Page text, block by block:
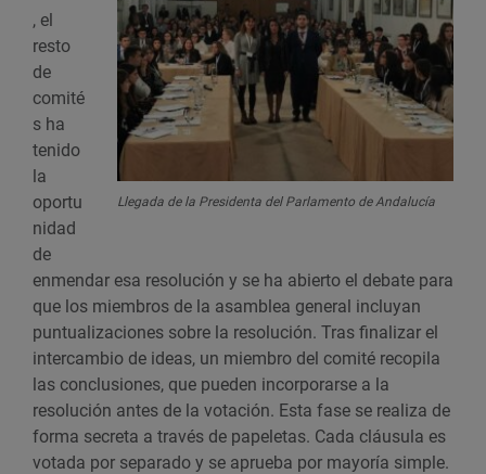
Llegada de la Presidenta del Parlamento de Andalucía
, el
resto
de
comité
s ha
tenido
la
oportu
nidad
de
enmendar esa resolución y se ha abierto el debate para
que los miembros de la asamblea general incluyan
puntualizaciones sobre la resolución. Tras finalizar el
intercambio de ideas, un miembro del comité recopila
las conclusiones, que pueden incorporarse a la
resolución antes de la votación. Esta fase se realiza de
forma secreta a través de papeletas. Cada cláusula es
votada por separado y se aprueba por mayoría simple.